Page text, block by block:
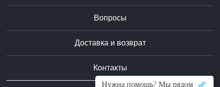
Вопросы
Доставка и возврат
Контакты
Нужна помощь? Мы рядом